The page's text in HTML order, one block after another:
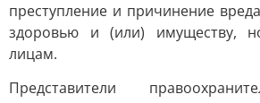
преступление и причинение
здоровью и (или) имуществу,
лицам.
Представители